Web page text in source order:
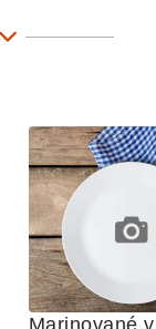
Marinované